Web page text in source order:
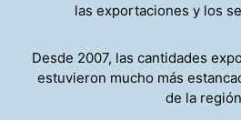
las exportaciones y los
Desde 2007, las cantidades
estuvieron mucho más
de la región